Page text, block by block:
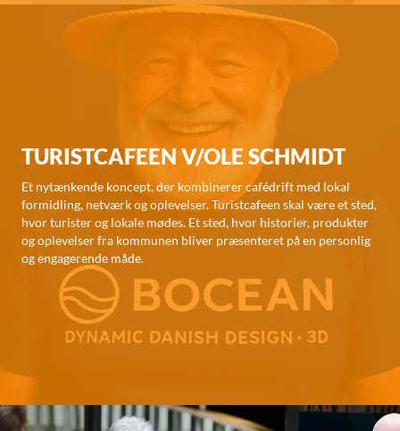
TURISTCAFEEN V/OLE SCHMIDT
Et nytænkende koncept, der kombinerer cafédrift med lokal
formidling, netværk og oplevelser. Turistcafeen skal være et sted,
hvor turister og lokale mødes. Et sted, hvor historier, produkter
og oplevelser fra kommunen bliver præsenteret på en personlig
og engagerende måde.